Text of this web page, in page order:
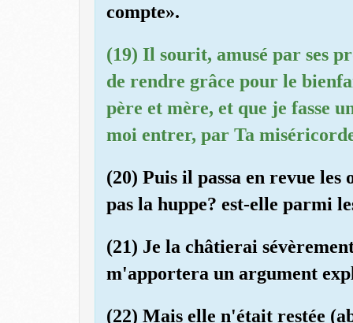
compte».
(19) Il sourit, amusé par ses
de rendre grâce pour le
père et mère, et que je fasse
moi entrer, par Ta
(20) Puis il passa en revue
pas la huppe? est-elle parmi
(21) Je la châtierai
m'apportera un argument
(22) Mais elle n'était restée